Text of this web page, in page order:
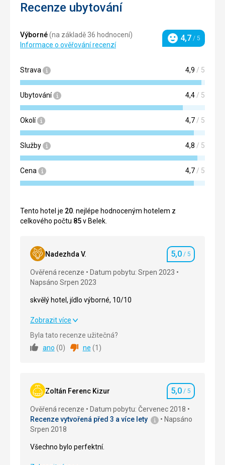
Recenze ubytování
Výborné(na základě 36 hodnocení)
Informace o ověřování recenzí
Hodnocení
4,7 / 5
Strava 4,9 / 5
Ubytování 4,4/ 5
Okolí 4,7/ 5
Služby 4,8 / 5
Cena 4,7/ 5
Tento hotel je 20. nejlépe hodnoceným hotelem z
celkového počtu 85v Belek.
Nadezhda V. Hodnocení
5,0 / 5
Ověřená recenze
Datum pobytu: Srpen 2023
Napsáno Srpen 2023
skvělý hotel, jídlo výborné, 10/10
skvělý hotel, jídlo výborné, 10/10
Strava
Služby 5,0/ 5
Cena 5,0/ 5
Pláž
Zobrazit více
Byla tato recenze užitečná?
ano (0) ne (1 )
Zoltán Ferenc Kizur Hodnocení
5,0 / 5
Ověřená recenze
Datum pobytu: Červenec 2018
Recenze vytvořená před 3 a více lety
Napsáno
Srpen 2018
Všechno bylo perfektní.